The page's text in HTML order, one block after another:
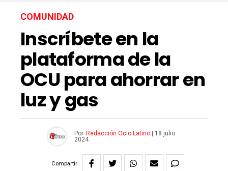
COMUNIDAD
Inscríbete en la
plataforma de la
OCU para ahorrar en
luz y gas
Por Redacción Ocio Latino|
18 julio
2024
Compartir